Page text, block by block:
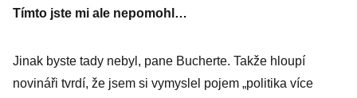
Tímto jste mi ale nepomohl…
Jinak byste tady nebyl, pane ­Bucherte. Takže hloupí
novináři tvrdí, že jsem si vymyslel pojem „politika více